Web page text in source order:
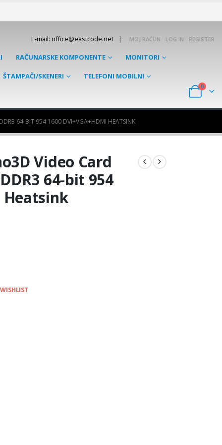
E-mail: office@eastcode.net | MOJ RAČUN LOG IN REGISTER
RAČUNARSKE KOMPONENTE MONITORI
ŠTAMPAČI/SKENERI TELEFONI MOBILNI
0
64-BIT 954 1600 DVI+VGA+HDMI HEATSINK
Video Card
64-bit 954
Heatsink